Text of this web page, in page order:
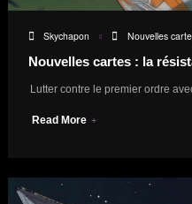
Skychapon Nouvelles
Nouvelles cartes : la
Lutter contre le premier ordre
Read More